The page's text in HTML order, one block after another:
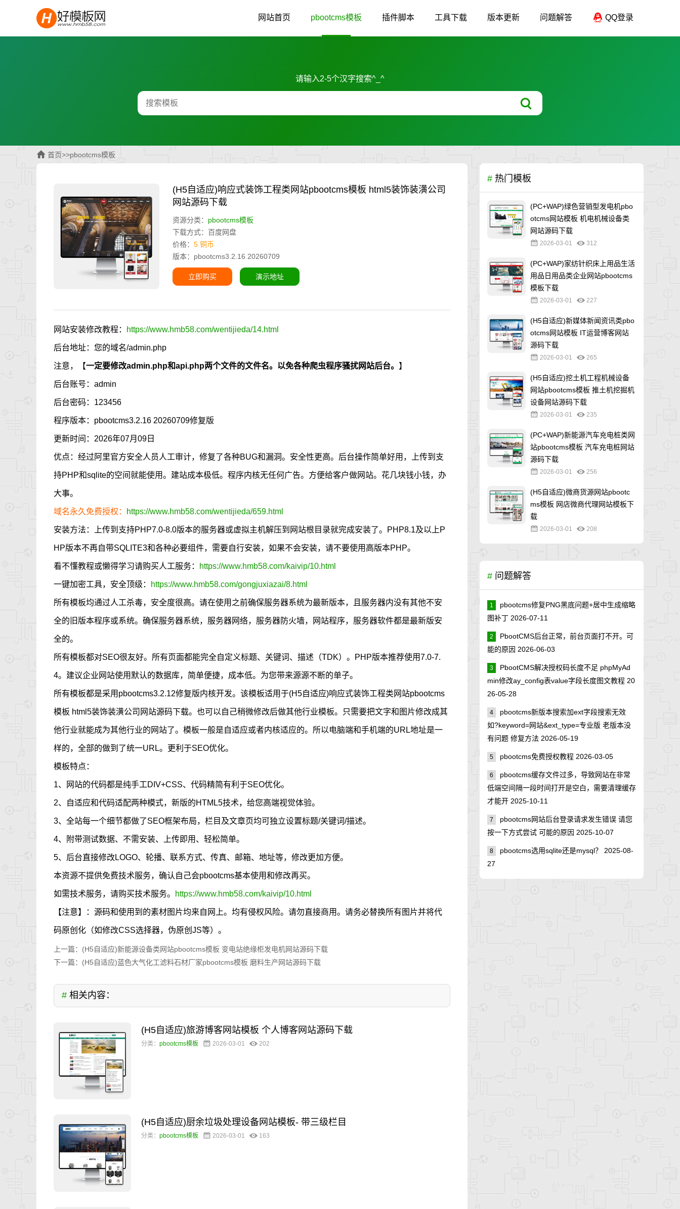
网站首页 pbootcms模板 插件脚本 工具下载 版本更新 问题解答 QQ登录
请输入2-5个汉字搜索^_^
首页>>pbootcms模板
(H5自适应)响应式装饰工程类网站pbootcms模板 html5装饰装潢公司
网站源码下载
资源分类： pbootcms模板
下载方式：百度网盘
价格：5 铜币
版本：pbootcms3.2.16 20260709
立即购买 演示地址
网站安装修改教程： https://www.hmb58.com/wentijieda/14.html
后台地址：您的域名/admin.php
注意，【一定要修改admin.php和api.php两个文件的文件名。以免各种爬虫程序骚扰网站后台。 】
后台账号：admin
后台密码：123456
程序版本：pbootcms3.2.16 20260709修复版
更新时间：2026年07月09日
优点：经过阿里官方安全人员人工审计，修复了各种BUG和漏洞。安全性更高。后台操作简单好用，上传到支
持PHP和sqlite的空间就能使用。建站成本极低。程序内核无任何广告。方便给客户做网站。花几块钱小钱，办
大事。
域名永久免费授权： https://www.hmb58.com/wentijieda/659.html
安装方法：上传到支持PHP7.0-8.0版本的服务器或虚拟主机解压到网站根目录就完成安装了。PHP8.1及以上P
HP版本不再自带SQLITE3和各种必要组件，需要自行安装，如果不会安装，请不要使用高版本PHP。
看不懂教程或懒得学习请购买人工服务： https://www.hmb58.com/kaivip/10.html
一键加密工具，安全顶级： https://www.hmb58.com/gongjuxiazai/8.html
所有模板均通过人工杀毒，安全度很高。请在使用之前确保服务器系统为最新版本，且服务器内没有其他不安
全的旧版本程序或系统。确保服务器系统，服务器网络，服务器防火墙，网站程序，服务器软件都是最新版安
全的。
所有模板都对SEO很友好。所有页面都能完全自定义标题、关键词、描述（TDK）。PHP版本推荐使用7.0-7.
4。建议企业网站使用默认的数据库，简单便捷，成本低。为您带来源源不断的单子。
所有模板都是采用pbootcms3.2.12修复版内核开发。该模板适用于(H5自适应)响应式装饰工程类网站pbootcms
模板 html5装饰装潢公司网站源码下载。也可以自己稍微修改后做其他行业模板。只需要把文字和图片修改成其
他行业就能成为其他行业的网站了。模板一般是自适应或者内核适应的。所以电脑端和手机端的URL地址是一
样的，全部的做到了统一URL。更利于SEO优化。
模板特点：
1、网站的代码都是纯手工DIV+CSS、代码精简有利于SEO优化。
2、自适应和代码适配两种模式，新版的HTML5技术，给您高端视觉体验。
3、全站每一个细节都做了SEO框架布局，栏目及文章页均可独立设置标题/关键词/描述。
4、附带测试数据、不需安装、上传即用、轻松简单。
5、后台直接修改LOGO、轮播、联系方式、传真、邮箱、地址等，修改更加方便。
本资源不提供免费技术服务，确认自己会pbootcms基本使用和修改再买。
如需技术服务，请购买技术服务。 https://www.hmb58.com/kaivip/10.html
【注意】：源码和使用到的素材图片均来自网上。均有侵权风险。请勿直接商用。请务必替换所有图片并将代
码原创化（如修改CSS选择器，伪原创JS等）。
上一篇： (H5自适应)新能源设备类网站pbootcms模板 变电站绝缘柜发电机网站源码下载
下一篇： (H5自适应)蓝色大气化工滤料石材厂家pbootcms模板 磨料生产网站源码下载
#相关内容：
(H5自适应)旅游博客网站模板 个人博客网站源码下载
分类： pbootcms模板 2026-03-01 202
(H5自适应)厨余垃圾处理设备网站模板- 带三级栏目
分类： pbootcms模板 2026-03-01 163
# 热门模板
(PC+WAP)绿色营销型发电机pbo
otcms网站模板 机电机械设备类
网站源码下载
2026-03-01 312
(PC+WAP)家纺针织床上用品生活
用品日用品类企业网站pbootcms
模板下载
2026-03-01 227
(H5自适应)新媒体新闻资讯类pbo
otcms网站模板 IT运营博客网站
源码下载
2026-03-01 265
(H5自适应)挖土机工程机械设备
网站pbootcms模板 推土机挖掘机
设备网站源码下载
2026-03-01 235
(PC+WAP)新能源汽车充电桩类网
站pbootcms模板 汽车充电桩网站
源码下载
2026-03-01 256
(H5自适应)微商货源网站pbootc
ms模板 网店微商代理网站模板下
载
2026-03-01 208
# 问题解答
1
pbootcms修复PNG黑底问题+居中生成缩略
图补丁 2026-07-11
2
PbootCMS后台正常，前台页面打不开。可
能的原因 2026-06-03
3
PbootCMS解决授权码长度不足 phpMyAd
min修改ay_config表value字段长度图文教程 20
26-05-28
4
pbootcms新版本搜索加ext字段搜索无效
如?keyword=网站&ext_type=专业版 老版本没
有问题 修复方法 2026-05-19
5 pbootcms免费授权教程 2026-03-05
6
pbootcms缓存文件过多，导致网站在非常
低端空间隔一段时间打开是空白，需要清理缓存
才能开 2025-10-11
7
pbootcms网站后台登录请求发生错误 请您
按一下方式尝试 可能的原因 2025-10-07
8 pbootcms选用sqlite还是mysql？
2025-08-
27